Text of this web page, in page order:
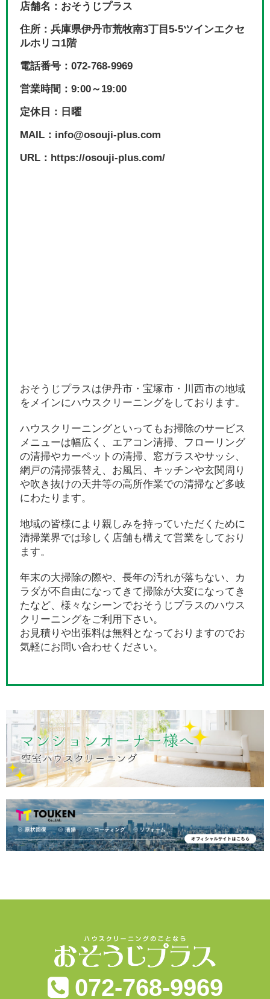
店舗名：おそうじプラス
住所：兵庫県伊丹市荒牧南3丁目5-5ツインエクセ
ルホリコ1階
電話番号：072-768-9969
営業時間：9:00～19:00
定休日：日曜
MAIL：info@osouji-plus.com
URL：https://osouji-plus.com/
おそうじプラスは伊丹市・宝塚市・川西市の地域
をメインにハウスクリーニングをしております。
ハウスクリーニングといってもお掃除のサービス
メニューは幅広く、エアコン清掃、フローリング
の清掃やカーペットの清掃、窓ガラスやサッシ、
網戸の清掃張替え、お風呂、キッチンや玄関周り
や吹き抜けの天井等の高所作業での清掃など多岐
にわたります。
地域の皆様により親しみを持っていただくために
清掃業界では珍しく店舗も構えて営業をしており
ます。
年末の大掃除の際や、長年の汚れが落ちない、カ
ラダが不自由になってきて掃除が大変になってき
たなど、様々なシーンでおそうじプラスのハウス
クリーニングをご利用下さい。
お見積りや出張料は無料となっておりますのでお
気軽にお問い合わせください。
072-768-9969